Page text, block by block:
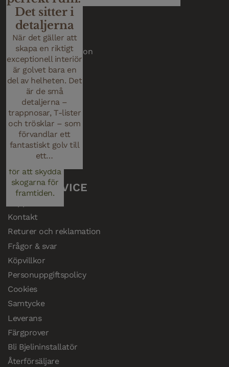
och
varför
det är
viktigt
Trä är ett
förnybart
material, men
det är inte
obegränsat.
Hur det
anskaffas och
förvaltas
spelar en
avgörande roll
för att skydda
skogarna för
framtiden.
syns allt oftare i
moderna hem, där
naturliga material
möter hållbar
design.
Det sitter i
detaljerna
När det gäller att
skapa en riktigt
exceptionell interiör
är golvet bara en
del av helheten. Det
är de små
detaljerna –
trappnosar, T-lister
och trösklar – som
förvandlar ett
fantastiskt golv till
ett…
Vinyl Planks
Nadura Tiles
Tillbehör
Underhåll & reparation
Woodura Matbord
Woodura Soffbord
OM BJELIN
Om Bjelin
Nyheter
Bjelin Stories
KUNDSERVICE
Kontakt
Returer och reklamation
Frågor & svar
Köpvillkor
Personuppgiftspolicy
Cookies
Samtycke
Leverans
Färgprover
Bli Bjelininstallatör
Återförsäljare